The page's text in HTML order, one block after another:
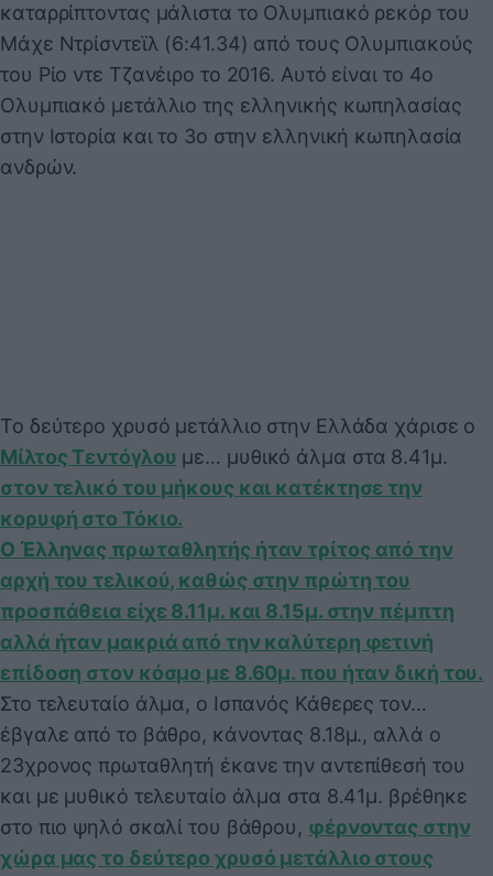
καταρρίπτοντας μάλιστα το Ολυμπιακό ρεκόρ του
Μάχε Ντρίσντεϊλ (6:41.34) από τους Ολυμπιακούς
του Ρίο ντε Τζανέιρο το 2016. Αυτό είναι το 4ο
Ολυμπιακό μετάλλιο της ελληνικής κωπηλασίας
στην Ιστορία και το 3ο στην ελληνική κωπηλασία
ανδρών.
Το δεύτερο χρυσό μετάλλιο στην Ελλάδα χάρισε ο
Μίλτος Τεντόγλου με… μυθικό άλμα στα 8.41μ.
στον τελικό του μήκους και κατέκτησε την
κορυφή στο Τόκιο.
Ο Έλληνας πρωταθλητής ήταν τρίτος από την
αρχή του τελικού, καθώς στην πρώτη του
προσπάθεια είχε 8.11μ. και 8.15μ. στην πέμπτη
αλλά ήταν μακριά από την καλύτερη φετινή
επίδοση στον κόσμο με 8.60μ. που ήταν δική του.
Στο τελευταίο άλμα, ο Ισπανός Κάθερες τον…
έβγαλε από το βάθρο, κάνοντας 8.18μ., αλλά ο
23χρονος πρωταθλητή έκανε την αντεπίθεσή του
και με μυθικό τελευταίο άλμα στα 8.41μ. βρέθηκε
στο πιο ψηλό σκαλί του βάθρου, φέρνοντας στην
χώρα μας το δεύτερο χρυσό μετάλλιο στους